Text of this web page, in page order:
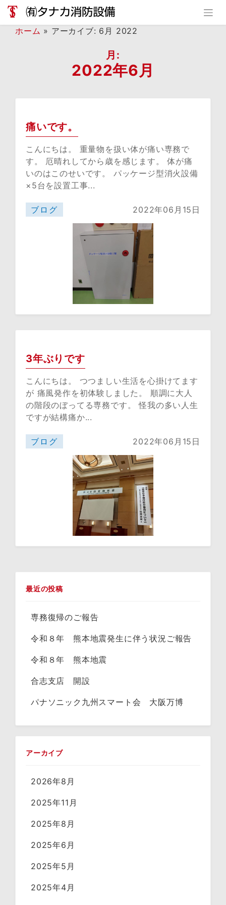
Skip
content
ホーム » アーカイブ: 6月 2022
月:
2022年6月
痛いです。
こんにちは。 重量物を扱い体が痛い専務で
す。 厄晴れしてから歳を感じます。 体が痛
いのはこのせいです。 パッケージ型消火設備
×5台を設置工事...
ブログ 2022年06月15日
3年ぶりです
こんにちは。 つつましい生活を心掛けてます
が 痛風発作を初体験しました。 順調に大人
の階段のぼってる専務です。 怪我の多い人生
ですが結構痛か...
ブログ 2022年06月15日
最近の投稿
専務復帰のご報告
令和８年 熊本地震発生に伴う状況ご報告
令和８年 熊本地震
合志支店 開設
パナソニック九州スマート会 大阪万博
アーカイブ
2026年8月
2025年11月
2025年8月
2025年6月
2025年5月
2025年4月